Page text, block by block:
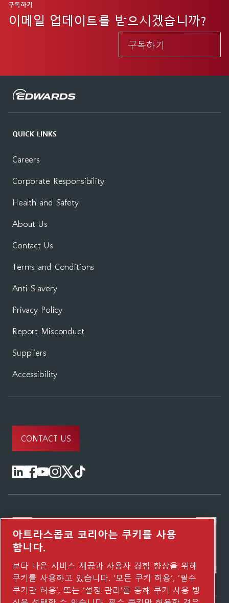
구독하기
이메일 업데이트를 받으시겠습니까?
구독하기
QUICK LINKS
Careers
Corporate Responsibility
Health and Safety
About Us
Contact Us
Terms and Conditions
Anti-Slavery
Privacy Policy
Report Misconduct
Suppliers
Accessibility
CONTACT US
아트라스콥코 코리아는 쿠키를 사용
합니다.
보다 나은 서비스 제공과 사용자 경험 향상을 위해
쿠키를 사용하고 있습니다. ‘모든 쿠키 허용’, ‘필수
쿠키만 허용’, 또는 ‘설정 관리’를 통해 쿠키 사용 방